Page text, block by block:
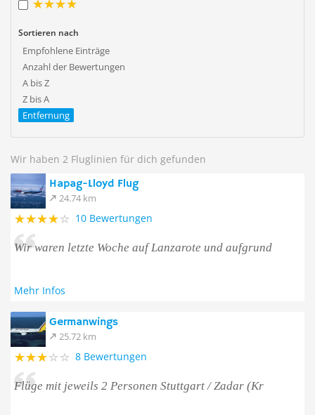
Sortieren nach
Empfohlene Einträge
Anzahl der Bewertungen
A bis Z
Z bis A
Entfernung
Wir haben 2 Fluglinien für dich gefunden
Hapag-Lloyd Flug
24.74 km
10 Bewertungen
Wir waren letzte Woche auf Lanzarote und aufgrund
Mehr Infos
Germanwings
25.72 km
8 Bewertungen
Flüge mit jeweils 2 Personen Stuttgart / Zadar (Kr